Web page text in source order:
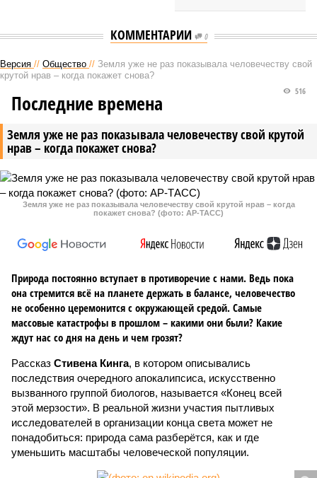
КОММЕНТАРИИ 0
Версия // Общество // Земля уже не раз показывала человечеству свой
крутой нрав – когда покажет снова?
Земля уже не раз показывала человечеству свой крутой
нрав – когда покажет снова?
516
Последние времена
Земля уже не раз показывала человечеству свой крутой нрав – когда
покажет снова? (фото: АР-ТАСС)
Природа постоянно вступает в противоречие с нами. Ведь пока
она стремится всё на планете держать в балансе, человечество
не особенно церемонится с окружающей средой. Самые
массовые катастрофы в прошлом – какими они были? Какие
ждут нас со дня на день и чем грозят?
Рассказ Стивена Кинга, в котором описывались
последствия очередного апокалипсиса, искусственно
вызванного группой биологов, называется «Конец всей
этой мерзости». В реальной жизни участия пытливых
исследователей в организации конца света может не
понадобиться: природа сама разберётся, как и где
уменьшить масштабы человеческой популяции.